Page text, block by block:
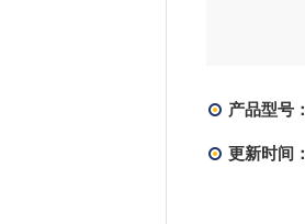
产品型号：
更新时间：